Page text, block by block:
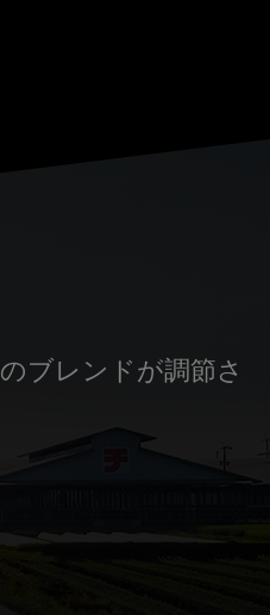
ブレンドが調節さ